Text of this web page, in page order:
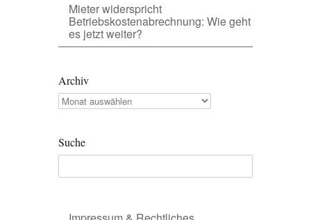
Mieter widerspricht
Betriebskostenabrechnung: Wie geht
es jetzt weiter?
Archiv
Archiv
Suche